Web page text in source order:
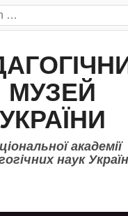
МУЗЕЙ
УКРАЇНИ
академії
наук